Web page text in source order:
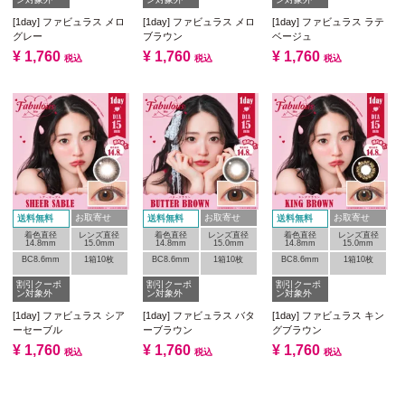
[1day] ファビュラス メロ
グレー
¥ 1,760 税込
[1day] ファビュラス メロ
ブラウン
¥ 1,760 税込
[1day] ファビュラス ラテ
ベージュ
¥ 1,760 税込
送料無料 お取寄せ
着色直径
14.8mm
レンズ直径
15.0mm
BC8.6mm
1箱10枚
割引クーポ
ン対象外
[1day] ファビュラス シア
ーセーブル
¥ 1,760 税込
送料無料 お取寄せ
着色直径
14.8mm
レンズ直径
15.0mm
BC8.6mm
1箱10枚
割引クーポ
ン対象外
[1day] ファビュラス バタ
ーブラウン
¥ 1,760 税込
送料無料 お取寄せ
着色直径
14.8mm
レンズ直径
15.0mm
BC8.6mm
1箱10枚
割引クーポ
ン対象外
[1day] ファビュラス キン
グブラウン
¥ 1,760 税込